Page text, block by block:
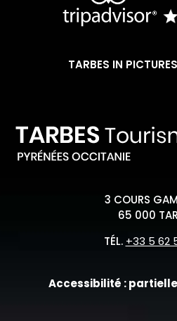
TARBES IN PICTURES
3 COURS
65 000
TÉL. +33 5 62
Accessibilité :